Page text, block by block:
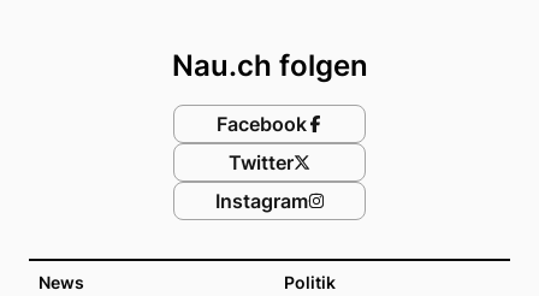
News Politik
Nau.ch folgen
Facebook
Twitter
Instagram